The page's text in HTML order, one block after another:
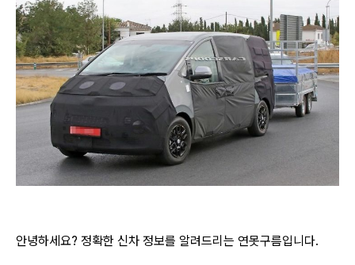
안녕하세요? 정확한 신차 정보를 알려드리는 연못구름입니다.